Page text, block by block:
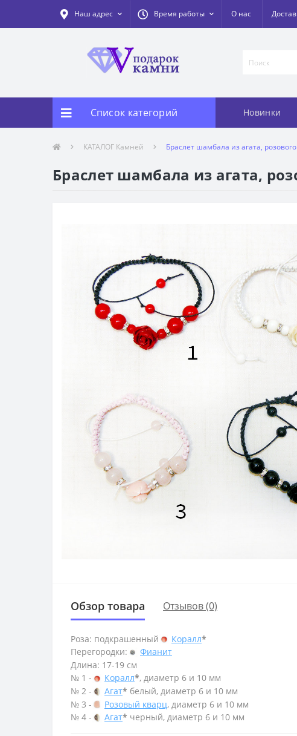
Наш адрес Время работы О нас
Список категорий Новинки
КАТАЛОГ Камней Браслет шамбала из агата,
Браслет шамбала из агата,
Обзор товара Отзывов (0)
Роза: подкрашенный Коралл*
Перегородки:
Фианит
Длина: 17-19 см
№ 1 -
Коралл*, диаметр 6 и 10 мм
№ 2 -
Агат* белый, диаметр 6 и 10 мм
№ 3 -
Розовый кварц, диаметр 6 и 10 мм
№ 4 -
Агат* черный, диаметр 6 и 10 мм